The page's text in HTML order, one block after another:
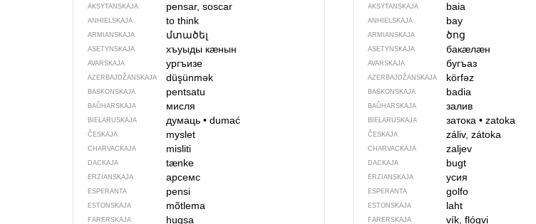
AKSYTANSKAJA pensar, soscar
ANHIELSKAJA to think
ARMIANSKAJA մտածել
ASETYNSKAJA хъуыды кӕнын
AVARSKAJA ургъизе
AZERBAJDŽAN­SKAJA düşünmək
BASKONSKAJA pentsatu
BAŬHARSKAJA мисля
BIEŁARUSKAJA думаць •dumać
ČESKAJA myslet
CHARVACKAJA misliti
DACKAJA tænke
ERZIANSKAJA арсемс
ESPERANTA pensi
ESTONSKAJA mõtlema
FARERSKAJA hugsa
AKSYTANSKAJA baia
ANHIELSKAJA bay
ARMIANSKAJA ծոց
ASETYNSKAJA бакӕлӕн
AVARSKAJA бугъаз
AZERBAJDŽAN­SKAJA körfəz
BASKONSKAJA badia
BAŬHARSKAJA залив
BIEŁARUSKAJA затока • zatoka
ČESKAJA záliv, zátoka
CHARVACKAJA zaljev
DACKAJA bugt
ERZIANSKAJA усия
ESPERANTA golfo
ESTONSKAJA laht
FARERSKAJA vík, flógvi